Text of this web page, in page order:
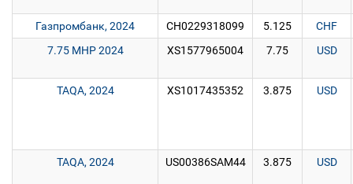
Газпромбанк, 2024 CH0229318099 5.125
CHF
7.75 MHP 2024
XS1577965004 7.75 USD
TAQA, 2024 XS1017435352 3.875 USD
TAQA, 2024 US00386SAM44 3.875 USD